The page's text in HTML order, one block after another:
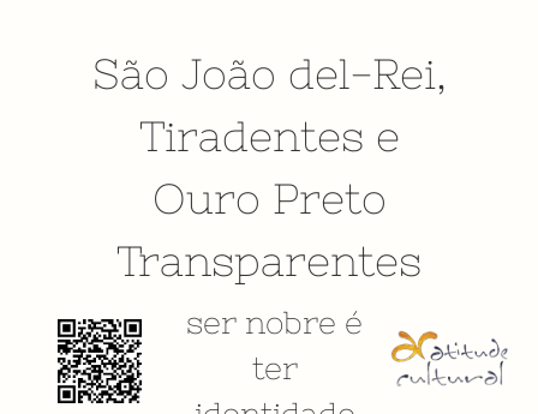
São João del-Rei,
Tiradentes e
Ouro Preto
Transparentes
ser nobre é
ter